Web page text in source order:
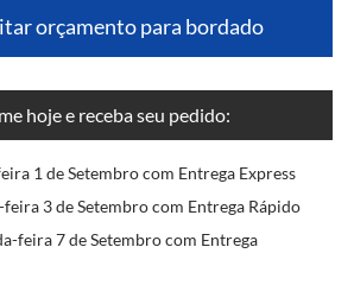
orçamento para bordado
hoje e receba seu pedido:
1 de Setembro com Entrega Express
3 de Setembro com Entrega Rápido
feira 7 de Setembro com Entrega